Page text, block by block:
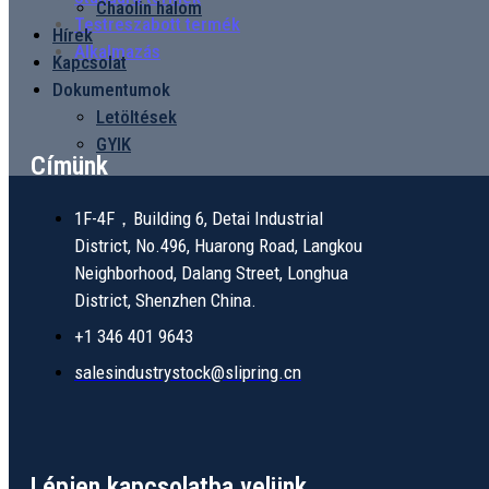
Chaolin halom
Hírek
Kapcsolat
Dokumentumok
Letöltések
GYIK
Testreszabott termék
Alkalmazás
Címünk
1F-4F，Building 6, Detai Industrial
District, No.496, Huarong Road, Langkou
Neighborhood, Dalang Street, Longhua
District, Shenzhen China.
+1 346 401 9643
salesindustrystock@slipring.cn